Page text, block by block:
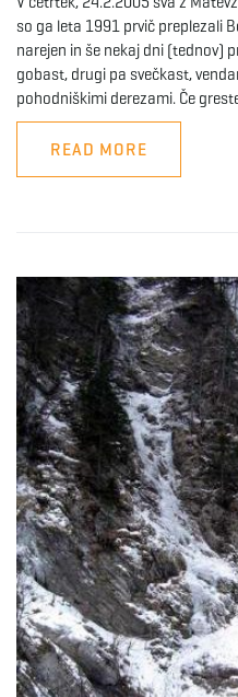
so ga leta 1991 prvič preplezali
narejen in še nekaj dni (tednov)
gobast, drugi pa svečkast,
pohodniškimi derezami. Če
READ MORE